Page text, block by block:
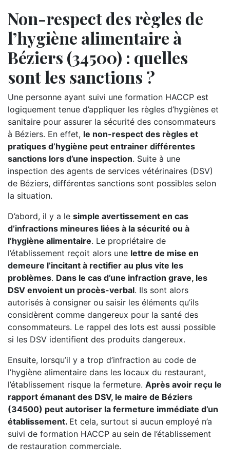
Non-respect des règles de
l’hygiène alimentaire à
Béziers (34500) : quelles
sont les sanctions ?
Une personne ayant suivi une formation HACCP est
logiquement tenue d’appliquer les règles d’hygiènes et
sanitaire pour assurer la sécurité des consommateurs
à Béziers. En effet, le non-respect des règles et
pratiques d’hygiène peut entrainer différentes
sanctions lors d’une inspection. Suite à une
inspection des agents de services vétérinaires (DSV)
de Béziers, différentes sanctions sont possibles selon
la situation.
D’abord, il y a le simple avertissement en cas
d’infractions mineures liées à la sécurité ou à
l’hygiène alimentaire. Le propriétaire de
l’établissement reçoit alors une lettre de mise en
demeure l’incitant à rectifier au plus vite les
problèmes. Dans le cas d’une infraction grave, les
DSV envoient un procès-verbal. Ils sont alors
autorisés à consigner ou saisir les éléments qu’ils
considèrent comme dangereux pour la santé des
consommateurs. Le rappel des lots est aussi possible
si les DSV identifient des produits dangereux.
Ensuite, lorsqu’il y a trop d’infraction au code de
l’hygiène alimentaire dans les locaux du restaurant,
l’établissement risque la fermeture. Après avoir reçu le
rapport émanant des DSV, le maire de Béziers
(34500) peut autoriser la fermeture immédiate d’un
établissement. Et cela, surtout si aucun employé n’a
suivi de formation HACCP au sein de l’établissement
de restauration commerciale.